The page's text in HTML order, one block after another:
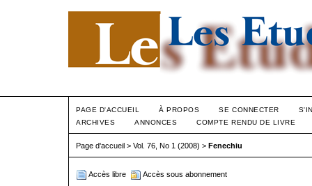
PAGE D'ACCUEIL À PROPOS SE CONNECTER
ARCHIVES
ANNONCES COMPTE RENDU DE LIVRE
Page d'accueil > Vol. 76, No 1 (2008) > Fenechiu
Accès libre Accès sous abonnement